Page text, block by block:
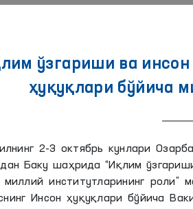
ўзгариши ва
ҳуқуқлари бўйича
2-3 октябрь кунлари
Баку шаҳрида “Иқлим
миллий институтларининг роли”
Инсон ҳуқуқлари бўйича